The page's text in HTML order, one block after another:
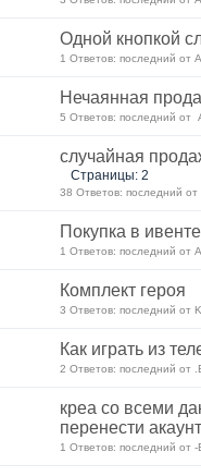
Одной кнопкой
1 Ответов: последний от
Нечаянная
5 Ответов: последний от
случайная
Страницы: 2
38 Ответов: последний
Покупка в
1 Ответов: последний от
Комплект героя
3 Ответов: последний от
Как играть из
2 Ответов: последний от
креа со всеми
перенести
1 Ответов: последний от